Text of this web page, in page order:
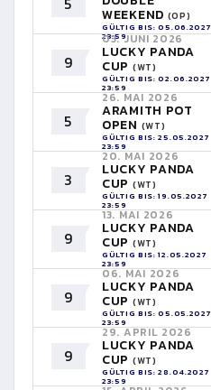
WEEKEND (OP)
GÜLTIG BIS: 05.06.2027
23:59
9
03. JUNI 2026
LUCKY PANDA
CUP (WT)
GÜLTIG BIS: 02.06.2027
23:59
5
26. MAI 2026
ARAMITH POT
OPEN (WT)
GÜLTIG BIS: 25.05.2027
23:59
3
20. MAI 2026
LUCKY PANDA
CUP (WT)
GÜLTIG BIS: 19.05.2027
23:59
9
13. MAI 2026
LUCKY PANDA
CUP (WT)
GÜLTIG BIS: 12.05.2027
23:59
9
06. MAI 2026
LUCKY PANDA
CUP (WT)
GÜLTIG BIS: 05.05.2027
23:59
9
29. APRIL 2026
LUCKY PANDA
CUP (WT)
GÜLTIG BIS: 28.04.2027
23:59